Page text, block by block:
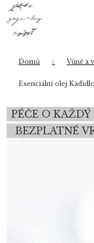
Přejít
obsah
Domů Vůně a
Esenciální olej Kadidlo
PÉČE O
BEZPLATNÉ
K
o
Zpět
Zpět
Co